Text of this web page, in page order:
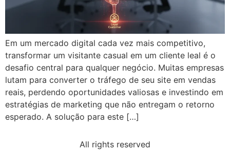
Em um mercado digital cada vez mais competitivo,
transformar um visitante casual em um cliente leal é o
desafio central para qualquer negócio. Muitas empresas
lutam para converter o tráfego de seu site em vendas
reais, perdendo oportunidades valiosas e investindo em
estratégias de marketing que não entregam o retorno
esperado. A solução para este […]
All rights reserved